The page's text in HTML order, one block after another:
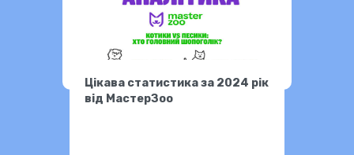
Цікава статистика за 2024 рік
від МастерЗоо